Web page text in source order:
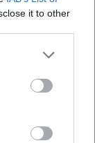
it to other